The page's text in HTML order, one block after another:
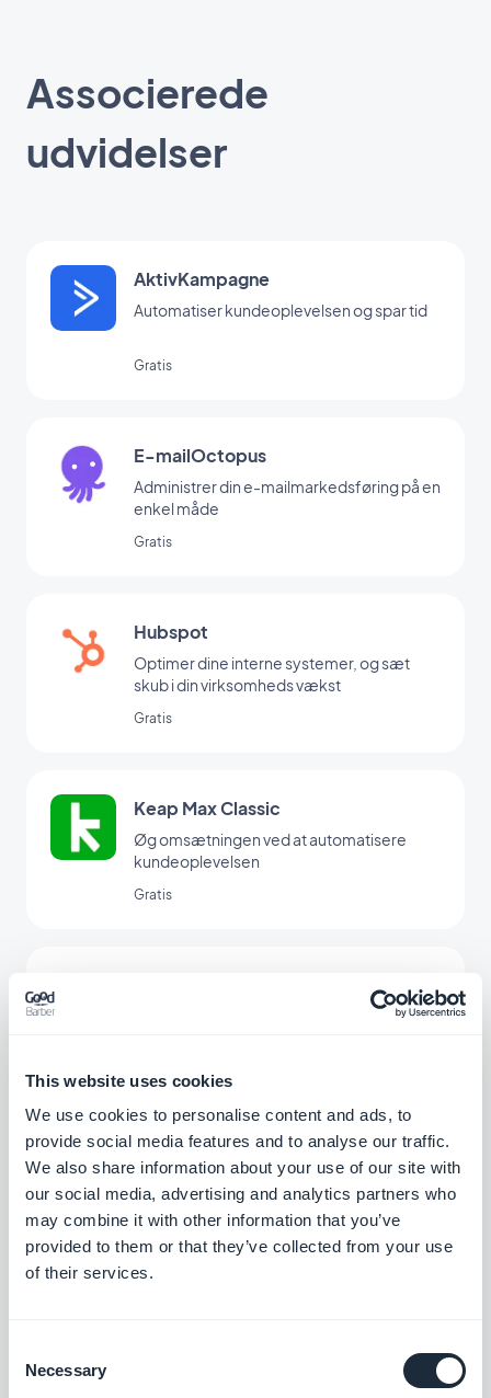
This website uses cookies
We use cookies to personalise content and ads, to
provide social media features and to analyse our traffic.
We also share information about your use of our site with
our social media, advertising and analytics partners who
may combine it with other information that you’ve
provided to them or that they’ve collected from your use
of their services.
Selection
Necessary
Associerede
udvidelser
AktivKampagne
Automatiser kundeoplevelsen og spar tid
Gratis
E-mailOctopus
Administrer din e-mailmarkedsføring på en
enkel måde
Gratis
Hubspot
Optimer dine interne systemer, og sæt
skub i din virksomheds vækst
Gratis
Keap Max Classic
Øg omsætningen ved at automatisere
kundeoplevelsen
Gratis
Lav en rigtig e-mail-strategi for din
Ontraport
Automatiser dine marketingaktiviteter
Gratis
Automatiser dine marketingaktiviteter